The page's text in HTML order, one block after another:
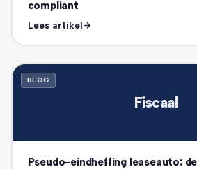
compliant
Lees artikel
BLOG
Fiscaal
Pseudo-eindheffing leaseauto: